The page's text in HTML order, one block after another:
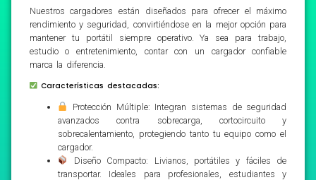
Nuestros cargadores están diseñados para ofrecer el máximo
rendimiento y seguridad, convirtiéndose en la mejor opción para
mantener tu portátil siempre operativo. Ya sea para trabajo,
estudio o entretenimiento, contar con un cargador confiable
marca la diferencia.
Características destacadas:
Protección Múltiple: Integran sistemas de seguridad
avanzados contra sobrecarga, cortocircuito y
sobrecalentamiento, protegiendo tanto tu equipo como el
cargador.
Diseño Compacto: Livianos, portátiles y fáciles de
transportar. Ideales para profesionales, estudiantes y